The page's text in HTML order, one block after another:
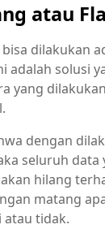
atau
dilakukan
adalah solusi
yang
dengan
seluruh data
hilang
matang
atau tidak.